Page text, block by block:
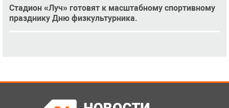
Стадион «Луч» готовят к масштабному спортивному
празднику Дню физкультурника.